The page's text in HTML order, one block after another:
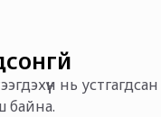
нь устгагдсан
байна.